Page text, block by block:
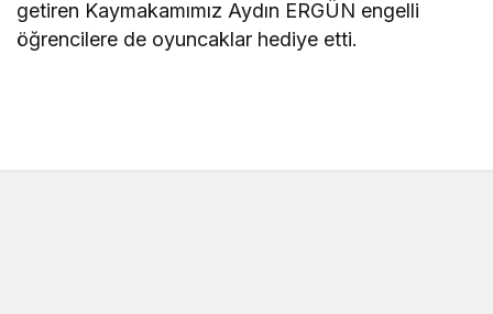
getiren Kaymakamımız Aydın ERGÜN engelli
öğrencilere de oyuncaklar hediye etti.